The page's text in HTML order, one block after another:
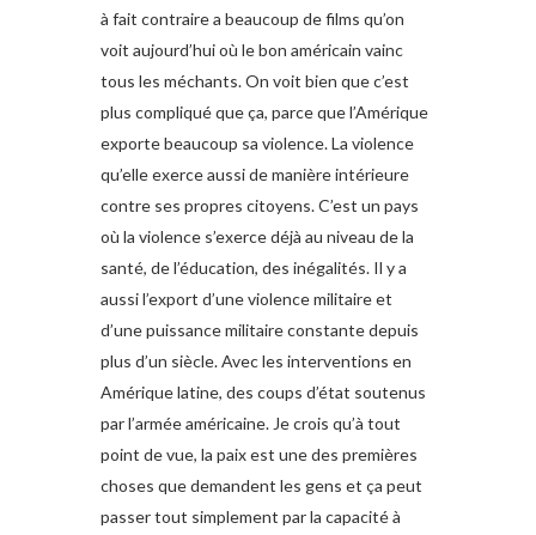
à fait contraire a beaucoup de films qu’on
voit aujourd’hui où le bon américain vainc
tous les méchants. On voit bien que c’est
plus compliqué que ça, parce que l’Amérique
exporte beaucoup sa violence. La violence
qu’elle exerce aussi de manière intérieure
contre ses propres citoyens. C’est un pays
où la violence s’exerce déjà au niveau de la
santé, de l’éducation, des inégalités. Il y a
aussi l’export d’une violence militaire et
d’une puissance militaire constante depuis
plus d’un siècle. Avec les interventions en
Amérique latine, des coups d’état soutenus
par l’armée américaine. Je crois qu’à tout
point de vue, la paix est une des premières
choses que demandent les gens et ça peut
passer tout simplement par la capacité à